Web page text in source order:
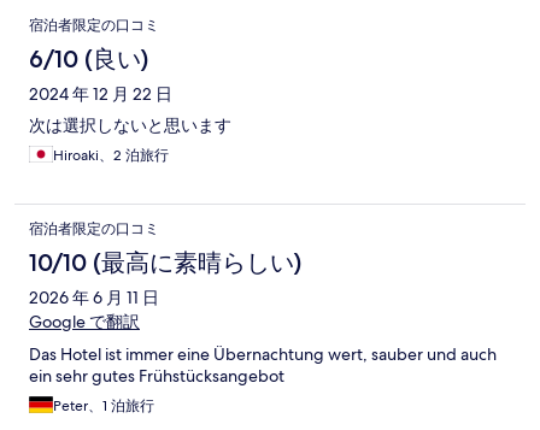
口
コ
ミ
宿泊者限定の口コミ
6/10 (良い)
2024 年 12 月 22 日
次は選択しないと思います
Hiroaki、2 泊旅行
宿泊者限定の口コミ
10/10 (最高に素晴らしい)
2026 年 6 月 11 日
Google で翻訳
Das Hotel ist immer eine Übernachtung wert, sauber und auch
ein sehr gutes Frühstücksangebot
Peter、1 泊旅行